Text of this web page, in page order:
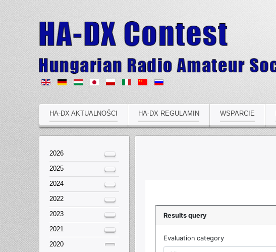
HA-DX AKTUALNOŚCI HA-DX REGULAMIN WSPARCIE
2026
2025
2024
2022
2023
2021
2020